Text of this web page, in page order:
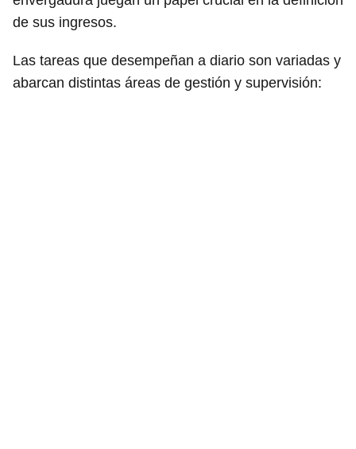
de sus ingresos.
Las tareas que desempeñan a diario son variadas y
abarcan distintas áreas de gestión y supervisión: